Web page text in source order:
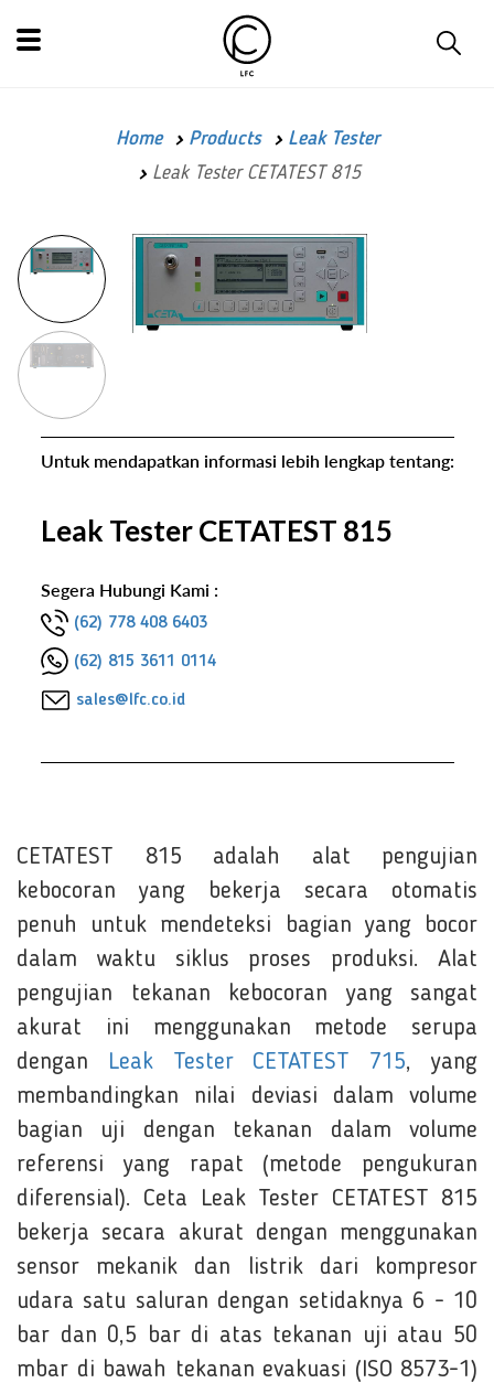
Home Products
Leak Tester
Leak Tester CETATEST 815
Untuk mendapatkan informasi lebih lengkap tentang:
Leak Tester CETATEST 815
Segera Hubungi Kami :
(62) 778 408 6403
(62) 815 3611 0114
sales@lfc.co.id
CETATEST 815 adalah alat pengujian
kebocoran yang bekerja secara otomatis
penuh untuk mendeteksi bagian yang bocor
dalam waktu siklus proses produksi. Alat
pengujian tekanan kebocoran yang sangat
akurat ini menggunakan metode serupa
dengan Leak Tester CETATEST 715, yang
membandingkan nilai deviasi dalam volume
bagian uji dengan tekanan dalam volume
referensi yang rapat (metode pengukuran
diferensial). Ceta Leak Tester CETATEST 815
bekerja secara akurat dengan menggunakan
sensor mekanik dan listrik dari kompresor
udara satu saluran dengan setidaknya 6 - 10
bar dan 0,5 bar di atas tekanan uji atau 50
mbar di bawah tekanan evakuasi (ISO 8573-1)